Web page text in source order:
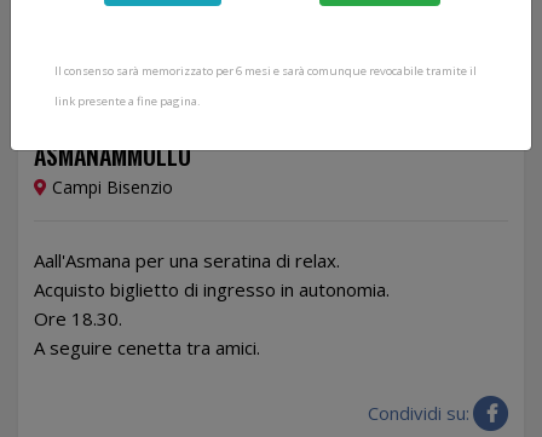
ASMANAMMOLLO
Campi Bisenzio
Aall'Asmana per una seratina di relax.
Acquisto biglietto di ingresso in autonomia.
Ore 18.30.
A seguire cenetta tra amici.
Condividi su:
Il consenso sarà memorizzato per 6 mesi e sarà comunque revocabile tramite il
link presente a fine pagina.